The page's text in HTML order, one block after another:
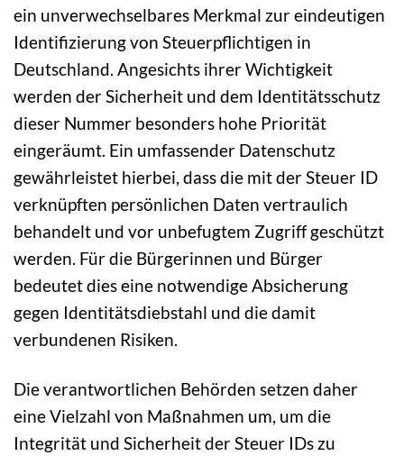
ein unverwechselbares Merkmal zur eindeutigen
Identifizierung von Steuerpflichtigen in
Deutschland. Angesichts ihrer Wichtigkeit
werden der Sicherheit und dem Identitätsschutz
dieser Nummer besonders hohe Priorität
eingeräumt. Ein umfassender Datenschutz
gewährleistet hierbei, dass die mit der Steuer ID
verknüpften persönlichen Daten vertraulich
behandelt und vor unbefugtem Zugriff geschützt
werden. Für die Bürgerinnen und Bürger
bedeutet dies eine notwendige Absicherung
gegen Identitätsdiebstahl und die damit
verbundenen Risiken.
Die verantwortlichen Behörden setzen daher
eine Vielzahl von Maßnahmen um, um die
Integrität und Sicherheit der Steuer IDs zu